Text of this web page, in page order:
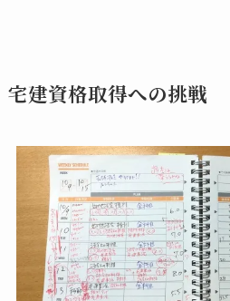
宅建資格取得への挑戦